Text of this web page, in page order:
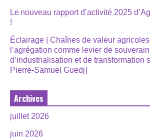
Le nouveau rapport d’activité 2025
!
Éclairage | Chaînes de valeur
l’agrégation comme levier de
d’industrialisation et de transformation
Pierre-Samuel Guedj]
Archives
juillet 2026
juin 2026